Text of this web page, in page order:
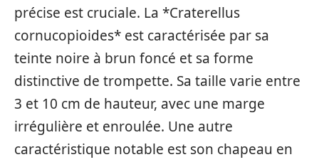
précise est cruciale. La *Craterellus
cornucopioides* est caractérisée par sa
teinte noire à brun foncé et sa forme
distinctive de trompette. Sa taille varie entre
3 et 10 cm de hauteur, avec une marge
irrégulière et enroulée. Une autre
caractéristique notable est son chapeau en